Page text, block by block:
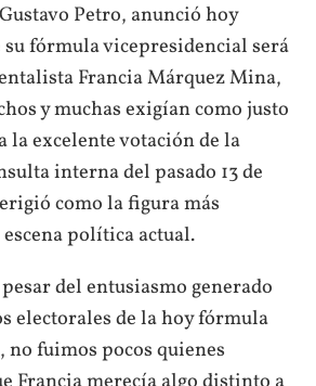
Petro, anunció hoy
fórmula vicepresidencial será
Francia Márquez Mina,
y muchas exigían como justo
la excelente votación de la
interna del pasado 13 de
como la figura más
política actual.
del entusiasmo generado
electorales de la hoy fórmula
fuimos pocos quienes